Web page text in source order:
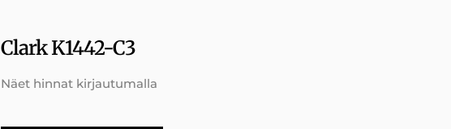
Clark K1442-C3
Näet hinnat kirjautumalla